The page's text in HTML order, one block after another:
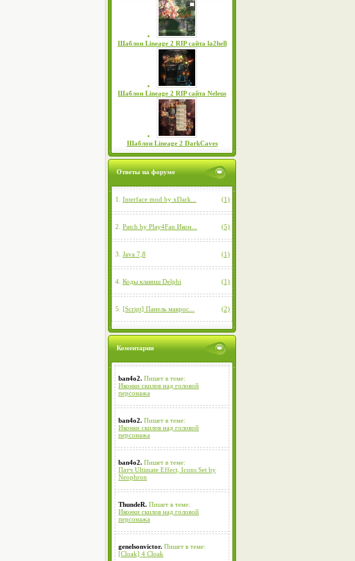
Шаблон Lineage 2 RIP сайта la2hell
Шаблон Lineage 2 RIP сайта Neleus
Шаблон Lineage 2 DarkCaves
Ответы на форуме
1. Interface mod by xDark... (1)
2. Patch by Play4Fan Икон... (5)
3. Java 7,8 (1)
4. Коды клавиш Delphi (1)
5. [Script] Панель макрос... (2)
Коментарии
ban4o2. Пишет в теме:
Иконки скилов над головой
персонажа
ban4o2. Пишет в теме:
Иконки скилов над головой
персонажа
ban4o2. Пишет в теме:
Патч Ultimate Effect, Icons Set by
Neophron
ThundeR. Пишет в теме:
Иконки скилов над головой
персонажа
genelsonvictor. Пишет в теме:
[Cloak] 4 Cloak